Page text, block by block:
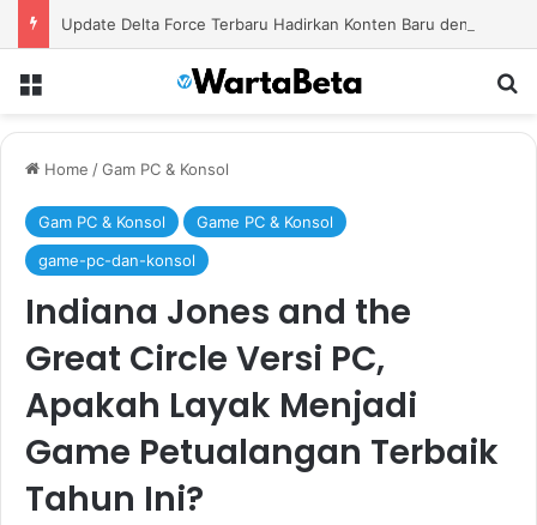
Home /Gam PC & Konsol
Gam PC & Konsol
Game PC & Konsol
game-pc-dan-konsol
Indiana Jones and the
Great Circle Versi PC,
Apakah Layak Menjadi
Game Petualangan Terbaik
Tahun Ini?